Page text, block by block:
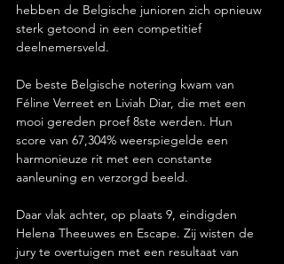
hebben de Belgische junioren zich opnieuw
sterk getoond in een competitief
deelnemersveld.
De beste Belgische notering kwam van
Féline Verreet en Liviah Diar, die met een
mooi gereden proef 8ste werden. Hun
score van 67,304% weerspiegelde een
harmonieuze rit met een constante
aanleuning en verzorgd beeld.
Daar vlak achter, op plaats 9, eindigden
Helena Theeuwes en Escape. Zij wisten de
jury te overtuigen met een resultaat van